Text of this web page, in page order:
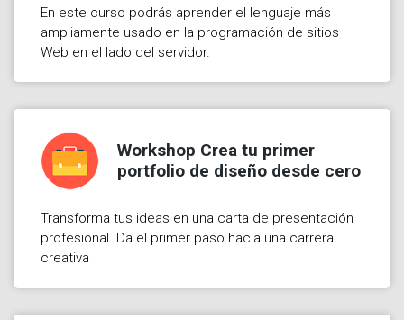
En este curso podrás aprender el lenguaje más
ampliamente usado en la programación de sitios
Web en el lado del servidor.
Workshop Crea tu primer
portfolio de diseño desde cero
Transforma tus ideas en una carta de presentación
profesional. Da el primer paso hacia una carrera
creativa